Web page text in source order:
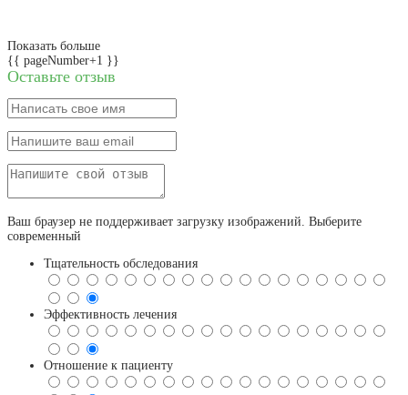
Показать больше
{{ pageNumber+1 }}
Оставьте отзыв
Ваш браузер не поддерживает загрузку изображений. Выберите
современный
Тщательность обследования
Эффективность лечения
Отношение к пациенту